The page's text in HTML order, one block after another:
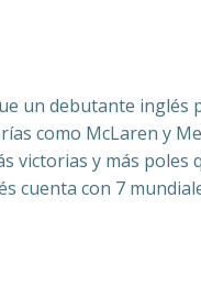
un debutante
como McLaren y
victorias y más
cuenta con 7